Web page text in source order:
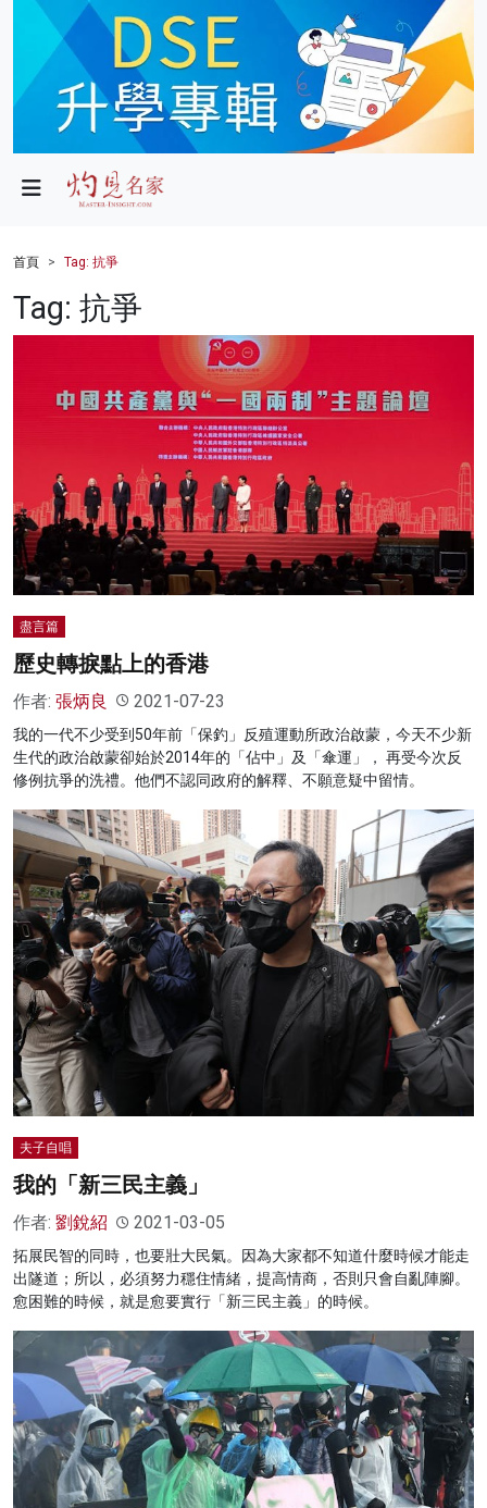
政局
財經
健康
商業
影片
名家榜
灼見活動
首頁 Tag: 抗爭
Tag: 抗爭
盡言篇
歷史轉捩點上的香港
作者: 張炳良 2021-07-23
我的一代不少受到50年前「保釣」反殖運動所政治啟蒙，今天不少新
生代的政治啟蒙卻始於2014年的「佔中」及「傘運」， 再受今次反
修例抗爭的洗禮。他們不認同政府的解釋、不願意疑中留情。
夫子自唱
我的「新三民主義」
作者: 劉銳紹 2021-03-05
拓展民智的同時，也要壯大民氣。因為大家都不知道什麼時候才能走
出隧道；所以，必須努力穩住情緒，提高情商，否則只會自亂陣腳。
愈困難的時候，就是愈要實行「新三民主義」的時候。